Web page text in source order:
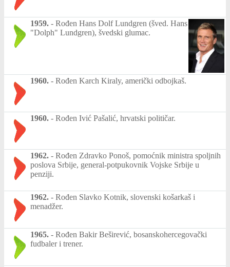
1959. - Rođen Hans Dolf Lundgren (šved. Hans
"Dolph" Lundgren), švedski glumac.
1960. - Rođen Karch Kiraly, američki odbojkaš.
1960. - Rođen Ivić Pašalić, hrvatski političar.
1962. - Rođen Zdravko Ponoš, pomoćnik ministra spoljnih
poslova Srbije, general-potpukovnik Vojske Srbije u
penziji.
1962. - Rođen Slavko Kotnik, slovenski košarkaš i
menadžer.
1965. - Rođen Bakir Beširević, bosanskohercegovački
fudbaler i trener.